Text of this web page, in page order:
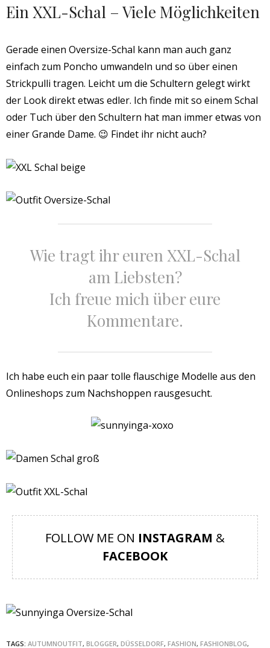
Ein XXL-Schal – Viele Möglichkeiten
Gerade einen Oversize-Schal kann man auch ganz
einfach zum Poncho umwandeln und so über einen
Strickpulli tragen. Leicht um die Schultern gelegt wirkt
der Look direkt etwas edler. Ich finde mit so einem Schal
oder Tuch über den Schultern hat man immer etwas von
einer Grande Dame. 😉 Findet ihr nicht auch?
Wie tragt ihr euren XXL-Schal
am Liebsten?
Ich freue mich über eure
Kommentare.
Ich habe euch ein paar tolle flauschige Modelle aus den
Onlineshops zum Nachshoppen rausgesucht.
FOLLOW ME ON INSTAGRAM &
FACEBOOK
TAGS: AUTUMNOUTFIT, BLOGGER, DÜSSELDORF, FASHION, FASHIONBLOG,